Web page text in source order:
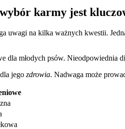
wybór karmy jest
uwagi na kilka ważnych kwestii.
dla młodych psów. Nieodpowiednia
jego zdrowia. Nadwaga może